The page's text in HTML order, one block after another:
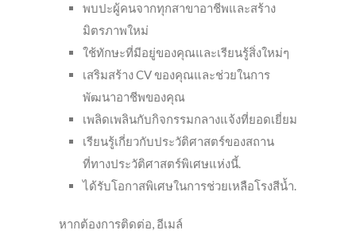
พบปะผู้คนจากทุกสาขาอาชีพและสร้าง
มิตรภาพใหม่
ใช้ทักษะที่มีอยู่ของคุณและเรียนรู้สิ่งใหม่ๆ
เสริมสร้าง CV ของคุณและช่วยในการ
พัฒนาอาชีพของคุณ
เพลิดเพลินกับกิจกรรมกลางแจ้งที่ยอดเยี่ยม
เรียนรู้เกี่ยวกับประวัติศาสตร์ของสถาน
ที่ทางประวัติศาสตร์พิเศษแห่งนี้.
ได้รับโอกาสพิเศษในการช่วยเหลือโรงสีน้ำ.
หากต้องการติดต่อ, อีเมล์